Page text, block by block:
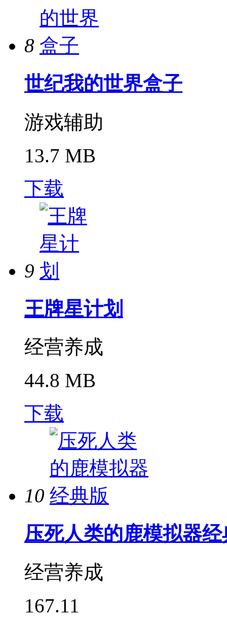
8
世纪我的世界盒子
游戏辅助
13.7 MB
下载
9
王牌星计划
经营养成
44.8 MB
下载
10
压死人类的鹿模拟器经
经营养成
167.11